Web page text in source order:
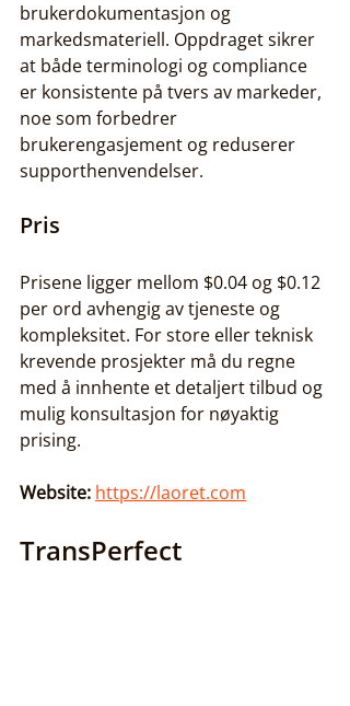
brukerdokumentasjon og
markedsmateriell. Oppdraget sikrer
at både terminologi og compliance
er konsistente på tvers av markeder,
noe som forbedrer
brukerengasjement og reduserer
supporthenvendelser.
Pris
Prisene ligger mellom $0.04 og $0.12
per ord avhengig av tjeneste og
kompleksitet. For store eller teknisk
krevende prosjekter må du regne
med å innhente et detaljert tilbud og
mulig konsultasjon for nøyaktig
prising.
Website: https://laoret.com
TransPerfect